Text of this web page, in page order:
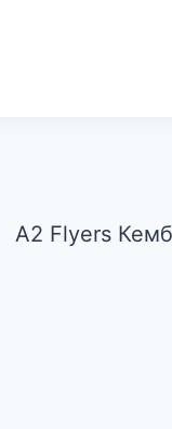
A2 Flyers